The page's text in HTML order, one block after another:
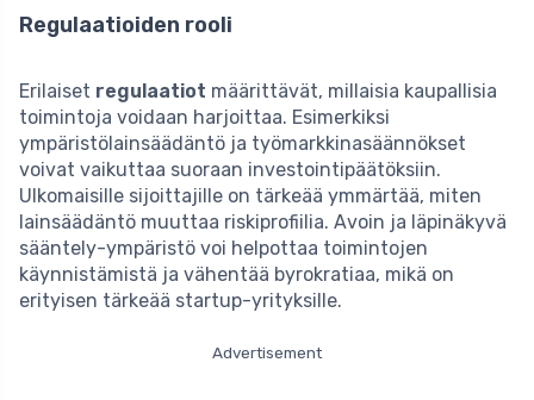
Regulaatioiden rooli
Erilaiset regulaatiot määrittävät, millaisia kaupallisia
toimintoja voidaan harjoittaa. Esimerkiksi
ympäristölainsäädäntö ja työmarkkinasäännökset
voivat vaikuttaa suoraan investointipäätöksiin.
Ulkomaisille sijoittajille on tärkeää ymmärtää, miten
lainsäädäntö muuttaa riskiprofiilia. Avoin ja läpinäkyvä
sääntely-ympäristö voi helpottaa toimintojen
käynnistämistä ja vähentää byrokratiaa, mikä on
erityisen tärkeää startup-yrityksille.
Advertisement